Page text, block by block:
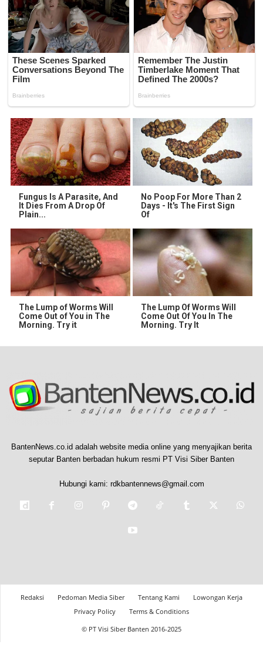
Fungus Is A Parasite, And
It Dies From A Drop Of
Plain...
No Poop For More Than 2
Days - It's The First Sign
Of
The Lump of Worms Will
Come Out of You in The
Morning. Try it
The Lump Of Worms Will
Come Out Of You In The
Morning. Try It
BantenNews.co.id adalah website media online yang menyajikan berita
seputar Banten berbadan hukum resmi PT Visi Siber Banten
Hubungi kami: rdkbantennews@gmail.com
Redaksi Pedoman Media Siber Tentang Kami
Lowongan Kerja
Privacy Policy
Terms & Conditions
© PT Visi Siber Banten 2016-2025